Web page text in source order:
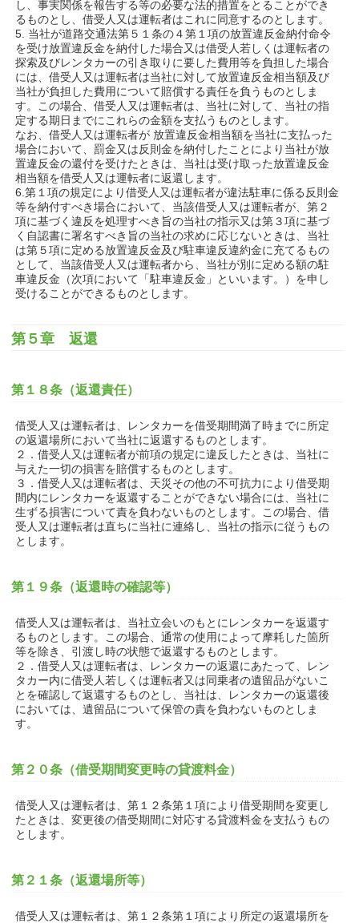
し、事実関係を報告する等の必要な法的措置をとることができ
るものとし、借受人又は運転者はこれに同意するのとします。
5. 当社が道路交通法第５１条の４第１項の放置違反金納付命令
を受け放置違反金を納付した場合又は借受人若しくは運転者の
探索及びレンタカーの引き取りに要した費用等を負担した場合
には、借受人又は運転者は当社に対して放置違反金相当額及び
当社が負担した費用について賠償する責任を負うものとしま
す。この場合、借受人又は運転者は、当社に対して、当社の指
定する期日までにこれらの金額を支払うものとします。
なお、借受人又は運転者が 放置違反金相当額を当社に支払った
場合において、罰金又は反則金を納付したことにより当社が放
置違反金の還付を受けたときは、当社は受け取った放置違反金
相当額を借受人又は運転者に返還します。
6.第１項の規定により借受人又は運転者が違法駐車に係る反則金
等を納付すべき場合において、当該借受人又は運転者が、第２
項に基づく違反を処理すべき旨の当社の指示又は第３項に基づ
く自認書に署名すべき旨の当社の求めに応じないときは、当社
は第５項に定める放置違反金及び駐車違反違約金に充てるもの
として、当該借受人又は運転者から、当社が別に定める額の駐
車違反金（次項において「駐車違反金」といいます。）を申し
受けることができるものとします。
第５章 返還
第１８条（返還責任）
借受人又は運転者は、レンタカーを借受期間満了時までに所定
の返還場所において当社に返還するものとします。
２．借受人又は運転者が前項の規定に違反したときは、当社に
与えた一切の損害を賠償するものとします。
３．借受人又は運転者は、天災その他の不可抗力により借受期
間内にレンタカーを返還することができない場合には、当社に
生ずる損害について責を負わないものとします。この場合、借
受人又は運転者は直ちに当社に連絡し、当社の指示に従うもの
とします。
第１９条（返還時の確認等）
借受人又は運転者は、当社立会いのもとにレンタカーを返還す
るものとします。この場合、通常の使用によって摩耗した箇所
等を除き、引渡し時の状態で返還するものとします。
２．借受人又は運転者は、レンタカーの返還にあたって、レン
タカー内に借受人若しくは運転者又は同乗者の遺留品がないこ
とを確認して返還するものとし、当社は、レンタカーの返還後
においては、遺留品について保管の責を負わないものとしま
す。
第２０条（借受期間変更時の貸渡料金）
借受人又は運転者は、第１２条第１項により借受期間を変更し
たときは、変更後の借受期間に対応する貸渡料金を支払うもの
とします。
第２１条（返還場所等）
借受人又は運転者は、第１２条第１項により所定の返還場所を